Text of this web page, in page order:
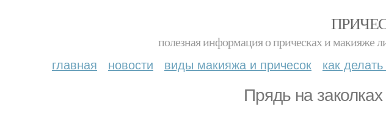
полезная информация о прическах и макияже
главная новости виды макияжа и причесок как
Прядь на заколках